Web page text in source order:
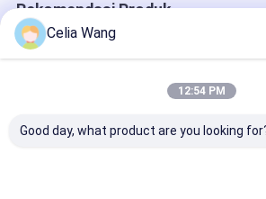
Rekomendasi Produk
Celia Wang
12:54 PM
Good day, what product are you looking